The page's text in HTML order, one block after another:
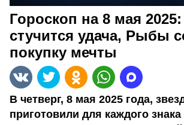
Гороскоп на 8 мая
стучится удача, Рыбы
покупку мечты
В четверг, 8 мая 2025 года,
приготовили для каждого знака